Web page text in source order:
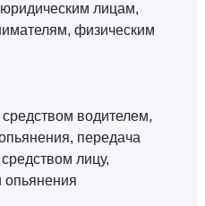
лицам,
физическим
водителем,
передача
лицу,
опьянения